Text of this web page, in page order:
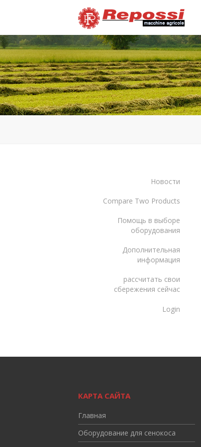
Новости
Compare Two Products
Помощь в выборе
оборудования
Дополнительная
информация
рассчитать свои
сбережения сейчас
Login
КАРТА САЙТА
Главная
Оборудование для сенокоса